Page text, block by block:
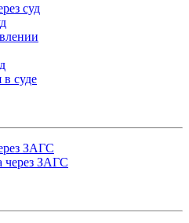
суд
в суде
ЗАГС
через ЗАГС